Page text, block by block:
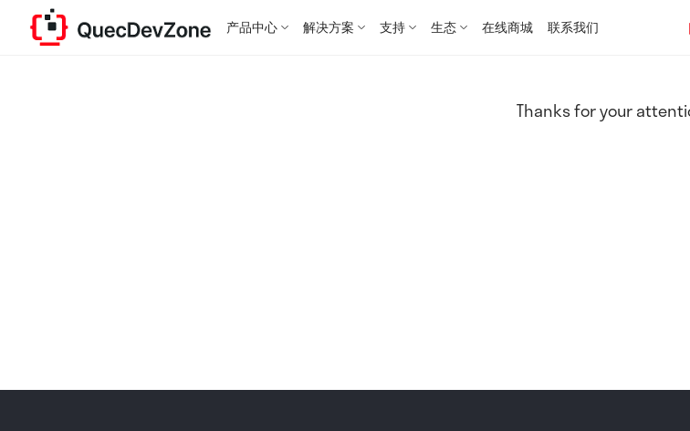
产品中心 解决方案 支持 生态 在线商城 联系我们
Thanks for your